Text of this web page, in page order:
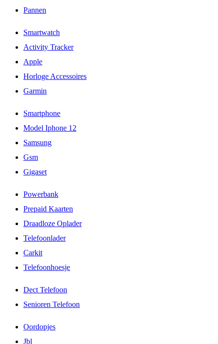
Pannen
Smartwatch
Activity Tracker
Apple
Horloge Accessoires
Garmin
Smartphone
Model Iphone 12
Samsung
Gsm
Gigaset
Powerbank
Prepaid Kaarten
Draadloze Oplader
Telefoonlader
Carkit
Telefoonhoesje
Dect Telefoon
Senioren Telefoon
Oordopjes
Jbl